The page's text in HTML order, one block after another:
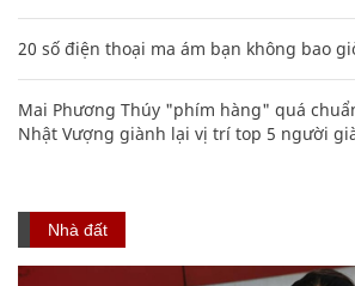
20 số điện thoại ma ám bạn không bao
Mai Phương Thúy "phím hàng" quá
Nhật Vượng giành lại vị trí top 5 người
Nhà đất